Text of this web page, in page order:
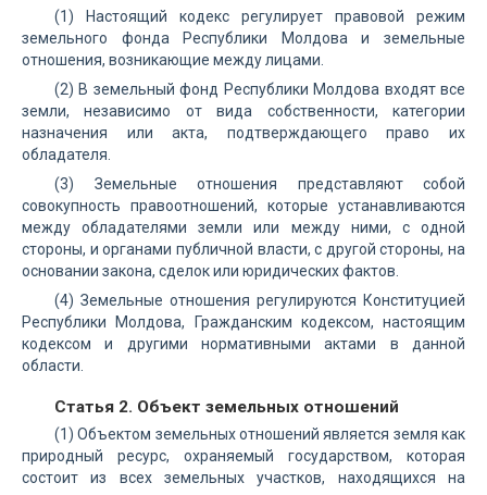
(1) Настоящий кодекс регулирует правовой режим
земельного фонда Республики Молдова и земельные
отношения, возникающие между лицами.
(2) В земельный фонд Республики Молдова входят все
земли, независимо от вида собственности, категории
назначения или акта, подтверждающего право их
обладателя.
(3) Земельные отношения представляют собой
совокупность правоотношений, которые устанавливаются
между обладателями земли или между ними, с одной
стороны, и органами публичной власти, с другой стороны, на
основании закона, сделок или юридических фактов.
(4) Земельные отношения регулируются Конституцией
Республики Молдова, Гражданским кодексом, настоящим
кодексом и другими нормативными актами в данной
области.
Статья 2. Объект земельных отношений
(1) Объектом земельных отношений является земля как
природный ресурс, охраняемый государством, которая
состоит из всех земельных участков, находящихся на